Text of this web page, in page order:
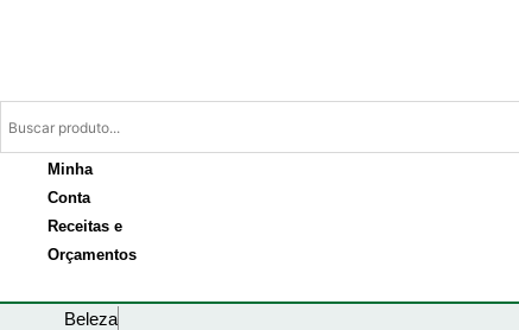
conteúdo
Minha
Conta
Receitas e
Orçamentos
Beleza